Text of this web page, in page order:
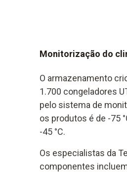
Monitorização do
O armazenamento
1.700 congeladores
pelo sistema de
os produtos é de -75
-45 °C.
Os especialistas da
componentes